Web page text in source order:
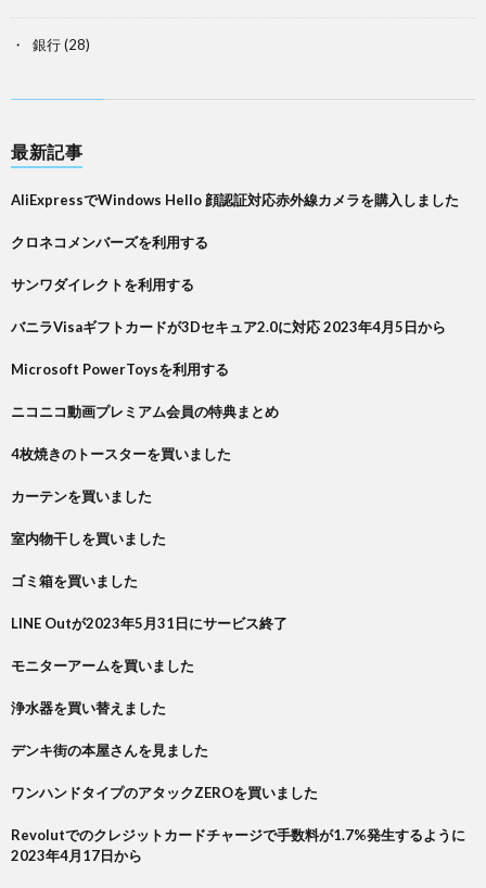
銀行(28)
最新記事
AliExpressでWindows Hello 顔認証対応赤外線カメラを購入しました
クロネコメンバーズを利用する
サンワダイレクトを利用する
バニラVisaギフトカードが3Dセキュア2.0に対応 2023年4月5日から
Microsoft PowerToysを利用する
ニコニコ動画プレミアム会員の特典まとめ
4枚焼きのトースターを買いました
カーテンを買いました
室内物干しを買いました
ゴミ箱を買いました
LINE Outが2023年5月31日にサービス終了
モニターアームを買いました
浄水器を買い替えました
デンキ街の本屋さんを見ました
ワンハンドタイプのアタックZEROを買いました
Revolutでのクレジットカードチャージで手数料が1.7%発生するように
2023年4月17日から